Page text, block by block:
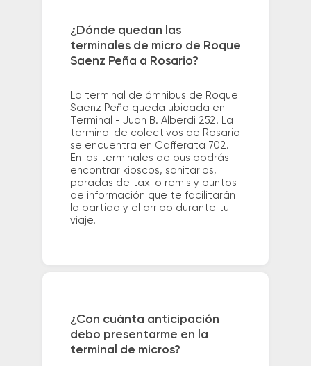
¿Dónde quedan las
terminales de micro de Roque
Saenz Peña a Rosario?
La terminal de ómnibus de Roque
Saenz Peña queda ubicada en
Terminal - Juan B. Alberdi 252. La
terminal de colectivos de Rosario
se encuentra en Cafferata 702.
En las terminales de bus podrás
encontrar kioscos, sanitarios,
paradas de taxi o remis y puntos
de información que te facilitarán
la partida y el arribo durante tu
viaje.
¿Con cuánta anticipación
debo presentarme en la
terminal de micros?